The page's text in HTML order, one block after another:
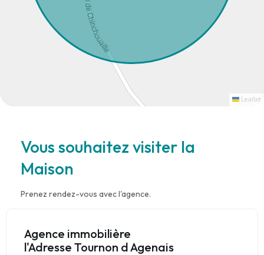
Leaflet
Vous souhaitez visiter la
Maison
Prenez rendez-vous avec l'agence.
Agence immobilière
l'Adresse Tournon d Agenais